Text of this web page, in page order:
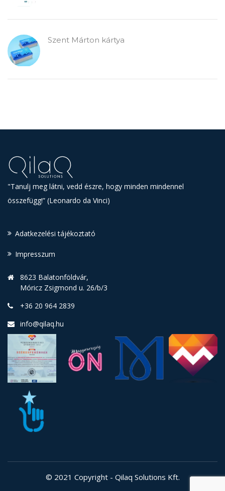
Szent Márton kártya
"Tanulj meg látni, vedd észre, hogy minden mindennel
összefügg!” (Leonardo da Vinci)
Adatkezelési tájékoztató
Impresszum
8623 Balatonföldvár,
Móricz Zsigmond u. 26/b/3
+36 20 964 2839
info@qilaq.hu
© 2021 Copyright - Qilaq Solutions Kft.